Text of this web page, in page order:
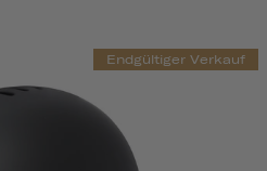
Endgültiger Verkauf